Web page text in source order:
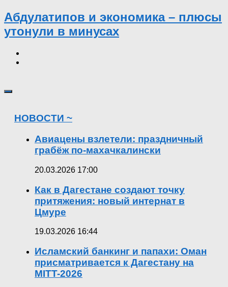
Абдулатипов и экономика – плюсы
утонули в минусах
НОВОСТИ ~
Авиацены взлетели: праздничный
грабёж по-махачкалински
20.03.2026 17:00
Как в Дагестане создают точку
притяжения: новый интернат в
Цмуре
19.03.2026 16:44
Исламский банкинг и папахи: Оман
присматривается к Дагестану на
MITT-2026